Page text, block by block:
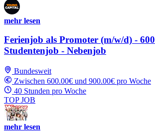
mehr lesen
Ferienjob als Promoter (m/w/d) -
Studentenjob - Nebenjob
Bundesweit
Zwischen 600.00€ und 900.00€ pro Woche
40 Stunden pro Woche
TOP JOB
mehr lesen